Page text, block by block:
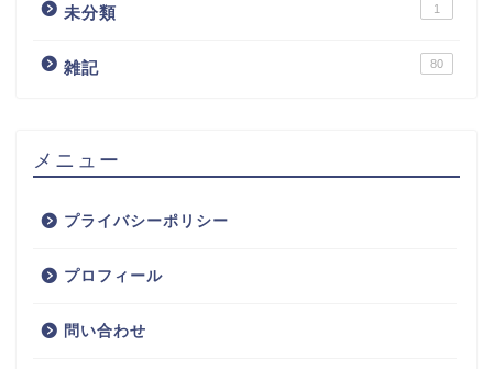
未分類 1
雑記 80
メニュー
プライバシーポリシー
プロフィール
問い合わせ